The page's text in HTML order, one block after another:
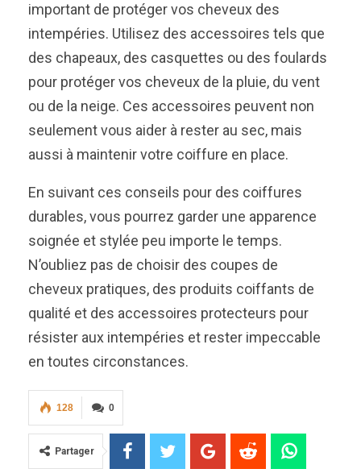
important de protéger vos cheveux des
intempéries. Utilisez des accessoires tels que
des chapeaux, des casquettes ou des foulards
pour protéger vos cheveux de la pluie, du vent
ou de la neige. Ces accessoires peuvent non
seulement vous aider à rester au sec, mais
aussi à maintenir votre coiffure en place.
En suivant ces conseils pour des coiffures
durables, vous pourrez garder une apparence
soignée et stylée peu importe le temps.
N’oubliez pas de choisir des coupes de
cheveux pratiques, des produits coiffants de
qualité et des accessoires protecteurs pour
résister aux intempéries et rester impeccable
en toutes circonstances.
0
128
Partager